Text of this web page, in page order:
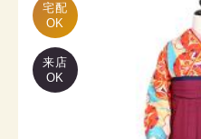
宅配
OK
来店
OK